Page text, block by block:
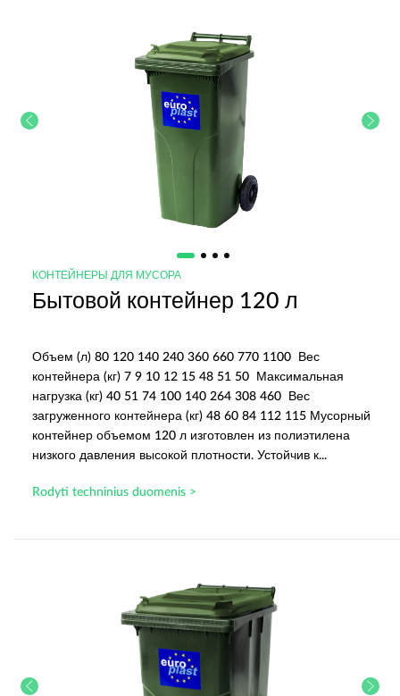
КОНТЕЙНЕРЫ ДЛЯ МУСОРА
Бытовой контейнер 120 л
Объем (л) 80 120 140 240 360 660 770 1100 Вес
контейнера (кг) 7 9 10 12 15 48 51 50 Максимальная
нагрузка (кг) 40 51 74 100 140 264 308 460 Вес
загруженного контейнера (кг) 48 60 84 112 115 Мусорный
контейнер объемом 120 л изготовлен из полиэтилена
низкого давления высокой плотности. Устойчив к...
Rodyti techninius duomenis >